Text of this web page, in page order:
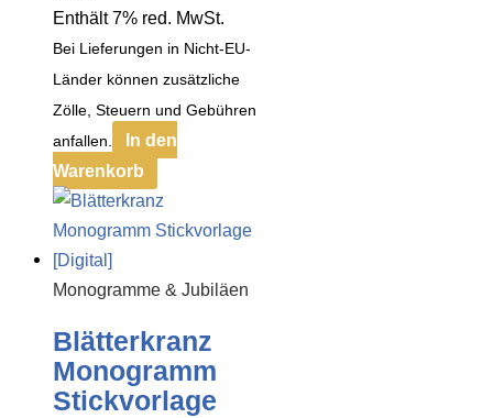
Enthält 7% red. MwSt.
Bei Lieferungen in Nicht-EU-
Länder können zusätzliche
Zölle, Steuern und Gebühren
anfallen.
In den
Warenkorb
Monogramme & Jubiläen
Blätterkranz
Monogramm
Stickvorlage